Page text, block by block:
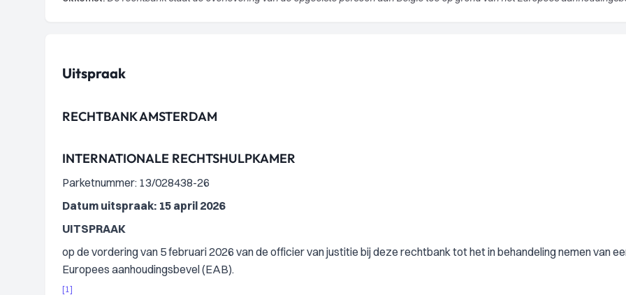
Uitspraak
RECHTBANK AMSTERDAM
INTERNATIONALE RECHTSHULPKAMER
Parketnummer: 13/028438-26
Datum uitspraak: 15 april 2026
UITSPRAAK
op de vordering van 5 februari 2026 van de officier van justitie bij deze rechtbank tot het in behandeling nemen van
Europees aanhoudingsbevel (EAB).
[1]